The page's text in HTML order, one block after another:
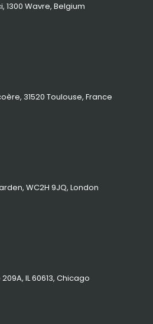
1300 Wavre, Belgium
31520 Toulouse, France
WC2H 9JQ, London
IL 60613, Chicago